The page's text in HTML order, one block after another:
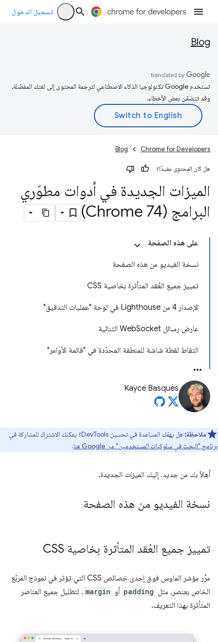
تسجيل الدخول
Blog
تستخدم Google تكنولوجيا الذكاء الاصطناعي لترجمة المحتوى إلى لغتك المفضّلة،
وقد تتضمّن بعض الأخطاء.
Chrome for Developers
Blog
هل كان المحتوى مفيدًا؟
الميزات الجديدة في أدوات مطوّري
البرامج (Chrome 74)
على هذه الصفحة
نسخة الفيديو من هذه الصفحة
تمييز جميع العُقد المتأثرة بخاصية CSS
الإصدار 4 من Lighthouse في لوحة "عمليات التدقيق"
عارض رسائل WebSocket الثنائية
التقاط لقطة شاشة للمنطقة المحدّدة في "قائمة الأوامر"
Kayce Basques
ملاحظة: هل يهمّك المساعدة في تحسين DevTools؟ يمكنك الاشتراك للمشاركة في
برنامج "البحث في سلوكيات المستخدمين" من Google هنا
.
أهلاً بك من جديد. إليك الميزات الجديدة.
نسخة الفيديو من هذه الصفحة
تمييز جميع العُقد المتأثرة بخاصية CSS
مرِّر مؤشر الماوس فوق إحدى خصائص CSS التي تؤثر في نموذج المربّع
الخاص بعنصر، مثل padding أو margin ، لتظليل جميع العناصر
المتأثرة بهذا التعريف.